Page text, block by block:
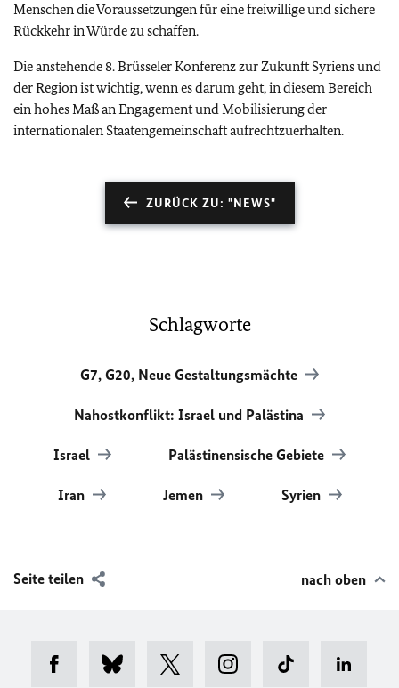
Menschen die Voraussetzungen für eine freiwillige und sichere
Rückkehr in Würde zu schaffen.
Die anstehende 8. Brüsseler Konferenz zur Zukunft Syriens und
der Region ist wichtig, wenn es darum geht, in diesem Bereich
ein hohes Maß an Engagement und Mobilisierung der
internationalen Staatengemeinschaft aufrechtzuerhalten.
ZURÜCK ZU: "NEWS"
Schlagworte
G7, G20, Neue Gestaltungsmächte
Nahostkonflikt: Israel und Palästina
Israel Palästinensische Gebiete
Iran Jemen Syrien
Seite teilen nach oben